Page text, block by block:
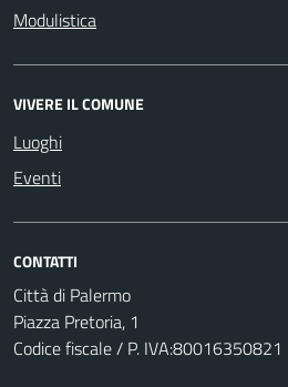
Modulistica
VIVERE IL COMUNE
Luoghi
Eventi
CONTATTI
Città di Palermo
Piazza Pretoria, 1
Codice fiscale / P. IVA:80016350821